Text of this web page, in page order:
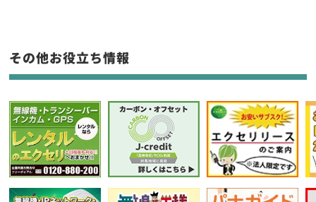
フリーワード入力(製品名等)
選択条件をリセット
その他お役立ち情報